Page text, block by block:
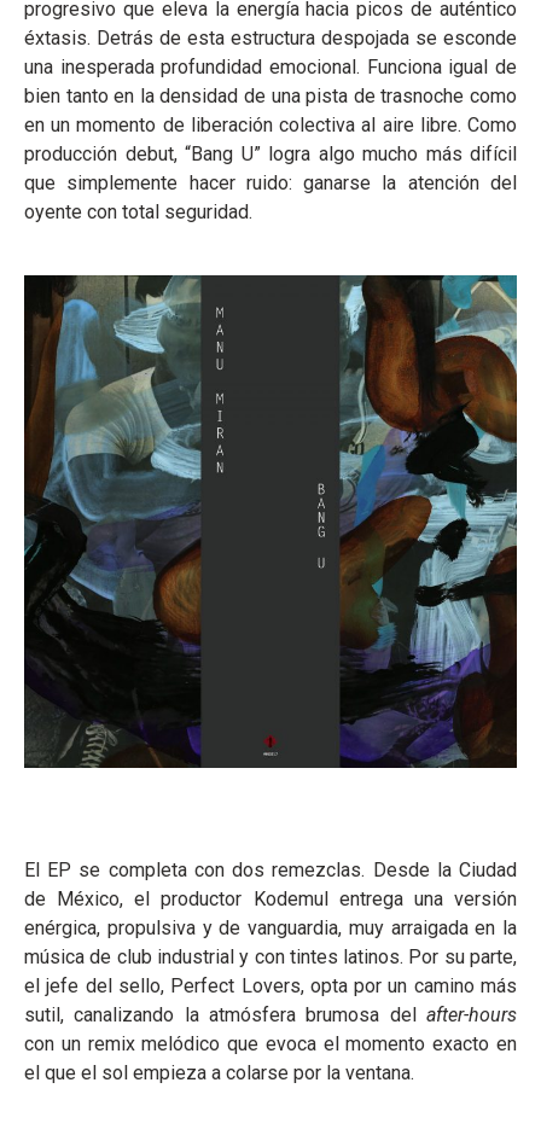
progresivo que eleva la energía hacia picos de auténtico
éxtasis. Detrás de esta estructura despojada se esconde
una inesperada profundidad emocional. Funciona igual de
bien tanto en la densidad de una pista de trasnoche como
en un momento de liberación colectiva al aire libre. Como
producción debut, “Bang U” logra algo mucho más difícil
que simplemente hacer ruido: ganarse la atención del
oyente con total seguridad.
El EP se completa con dos remezclas. Desde la Ciudad
de México, el productor Kodemul entrega una versión
enérgica, propulsiva y de vanguardia, muy arraigada en la
música de club industrial y con tintes latinos. Por su parte,
el jefe del sello, Perfect Lovers, opta por un camino más
sutil, canalizando la atmósfera brumosa del after-hours
con un remix melódico que evoca el momento exacto en
el que el sol empieza a colarse por la ventana.